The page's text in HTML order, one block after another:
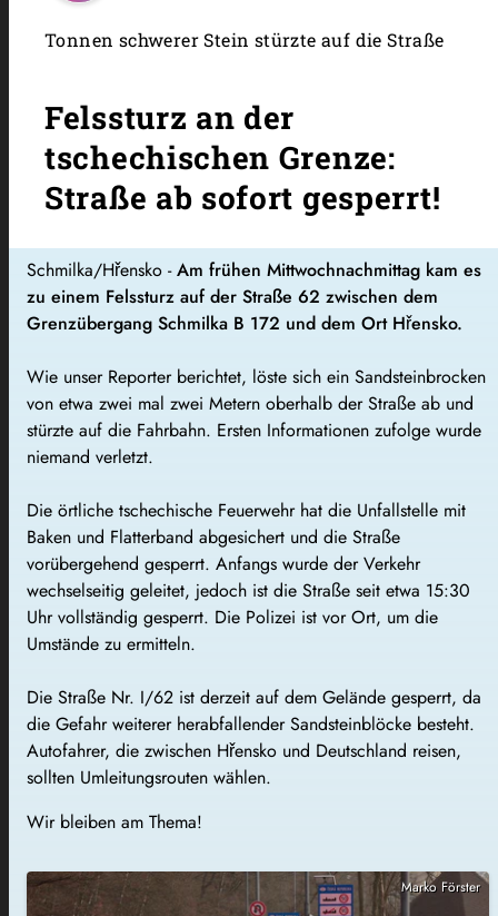
Tonnen schwerer Stein stürzte auf die Straße
Felssturz an der
tschechischen Grenze:
Straße ab sofort gesperrt!
Schmilka/Hřensko -Am frühen Mittwochnachmittag kam es
zu einem Felssturz auf der Straße 62 zwischen dem
Grenzübergang Schmilka B 172 und dem Ort Hřensko.
Wie unser Reporter berichtet, löste sich ein Sandsteinbrocken
von etwa zwei mal zwei Metern oberhalb der Straße ab und
stürzte auf die Fahrbahn. Ersten Informationen zufolge wurde
niemand verletzt.
Die örtliche tschechische Feuerwehr hat die Unfallstelle mit
Baken und Flatterband abgesichert und die Straße
vorübergehend gesperrt. Anfangs wurde der Verkehr
wechselseitig geleitet, jedoch ist die Straße seit etwa 15:30
Uhr vollständig gesperrt. Die Polizei ist vor Ort, um die
Umstände zu ermitteln.
Die Straße Nr. I/62 ist derzeit auf dem Gelände gesperrt, da
die Gefahr weiterer herabfallender Sandsteinblöcke besteht.
Autofahrer, die zwischen Hřensko und Deutschland reisen,
sollten Umleitungsrouten wählen.
Wir bleiben am Thema!
Marko Förster